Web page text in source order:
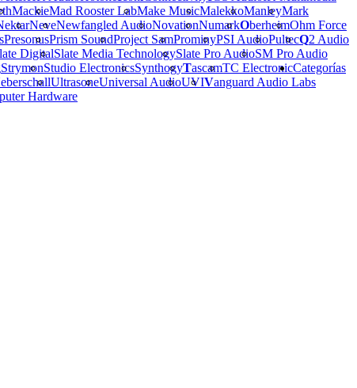
MackieMad Rooster LabMake MusicMalekkoManleyMark
NeveNewfangled AudioNovationNumarkOberheimOhm Force
PresonusPrism SoundProject SamProminyPSI AudioPultecQ2 Audio
DigitalSlate Media TechnologySlate Pro AudioSM Pro Audio
StrymonStudio ElectronicsSynthogyTascamTC Electronic
UltrasoneUniversal AudioUVIVanguard Audio Labs
Categorías
Hardware